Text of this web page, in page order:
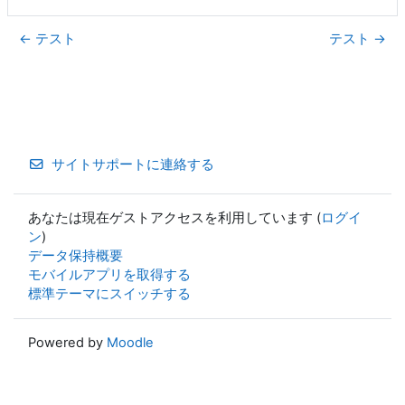
← テスト テスト →
サイトサポートに連絡する
あなたは現在ゲストアクセスを利用しています (ログイ
ン)
データ保持概要
モバイルアプリを取得する
標準テーマにスイッチする
Powered by Moodle